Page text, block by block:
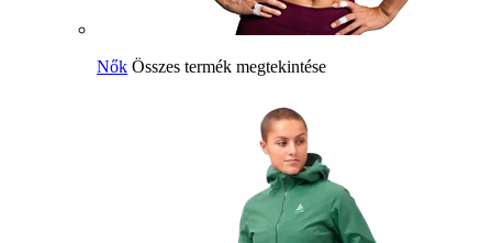
Nők Összes termék megtekintése